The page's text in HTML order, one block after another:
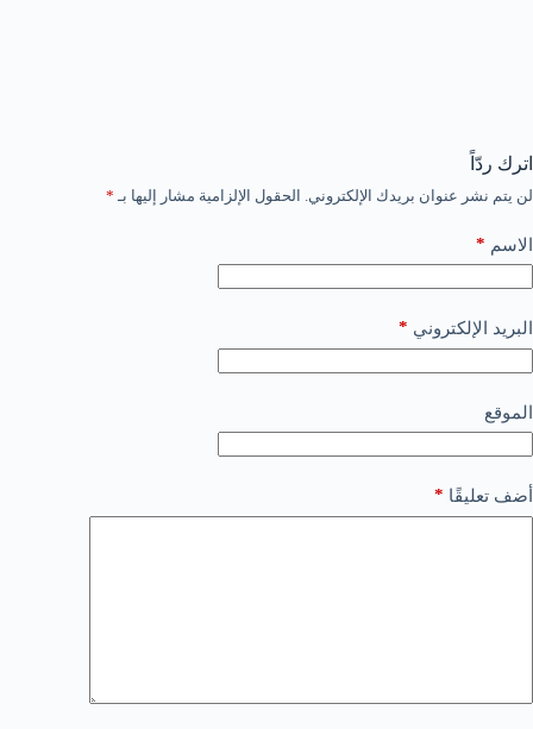
اترك ردّاً
لن يتم نشر عنوان بريدك الإلكتروني. الحقول الإلزامية مشار إليها بـ *
الاسم *
البريد الإلكتروني *
الموقع
أضف تعليقًا *